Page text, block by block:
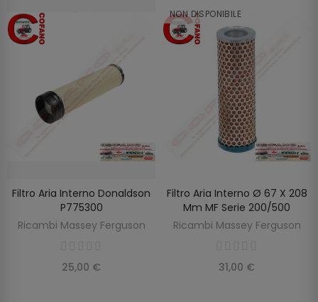
AGGIUNGI AL CARRELLO
Filtro Aria Interno Donaldson
P775300
Ricambi Massey Ferguson
25,00 €
NON DISPONIBILE
SCOPRIRE
Filtro Aria Interno Ø 67 X 208
Mm MF Serie 200/500
Ricambi Massey Ferguson
31,00 €